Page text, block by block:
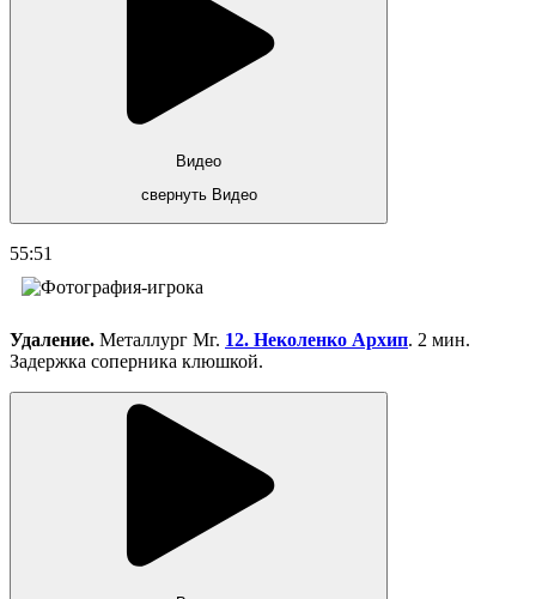
Видео
свернуть Видео
55:51
Удаление. Металлург Мг. 12. Неколенко Архип. 2 мин.
Задержка соперника клюшкой.